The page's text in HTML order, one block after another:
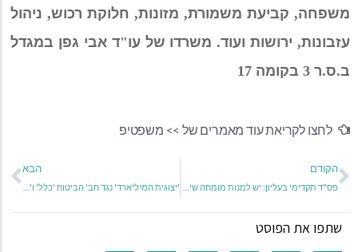
משפחה, קביעת משמורת, מזונות, חלוקת רכוש, ניהול
עזבונות, ירושות ועוד. משרדו של עו"ד אבי גפן במגדל
ב.ס.ר 3 בקומה 17
לחצו לקריאת עוד מאמרים של >> משפטיפ
הקודם הבא
שתפו את הפוסט